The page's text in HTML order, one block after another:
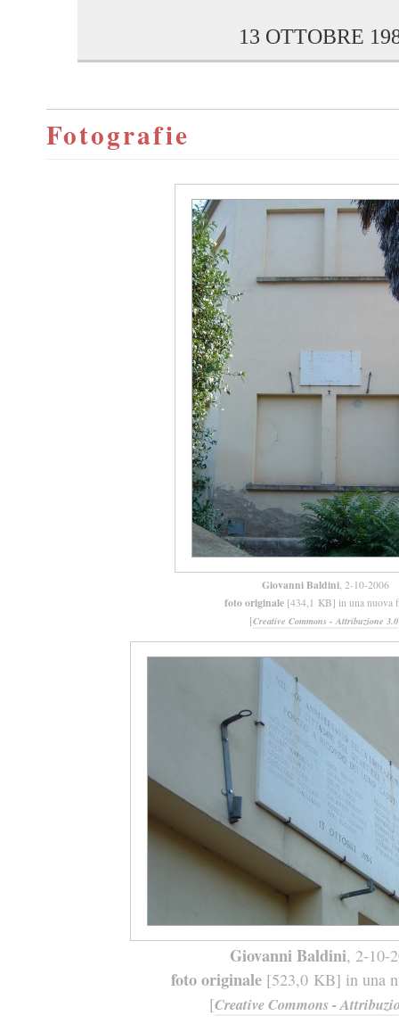
13 OTTOBRE
Fotografie
Giovanni Baldini , 2-10-2006
foto originale [434,1 KB] in una nuova
[Creative Commons - Attribuzione 3.0
Giovanni Baldini, 2-10-
foto originale [523,0 KB] in una
[Creative Commons -